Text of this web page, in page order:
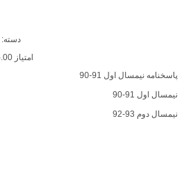
دسته:
امتیاز 5.00 (1 رای)
پاسخنامه نیمسال اول 91-90
نیمسال اول 91-90
نیمسال دوم 93-92